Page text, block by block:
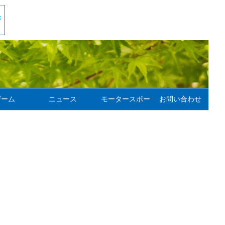
ム ニュース モータースポーツ お問い合わせ